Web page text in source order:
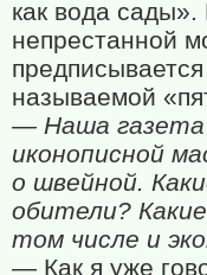
как вода
непрестанной
называемой
— Наша газета
иконописной
о швейной.
обители?
том числе и
— Как я уже